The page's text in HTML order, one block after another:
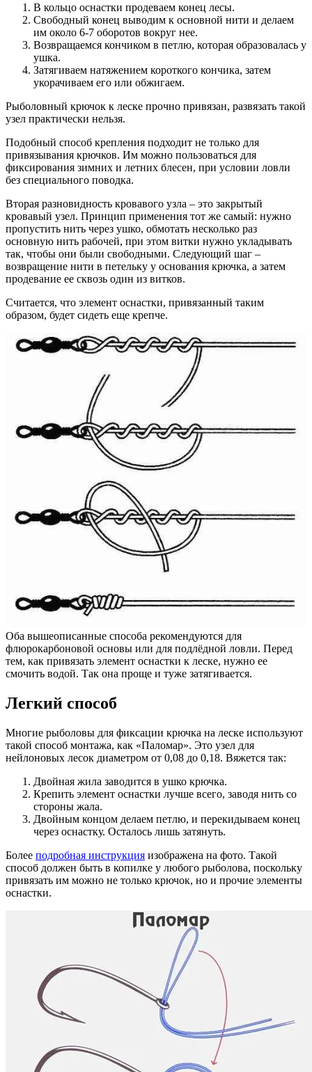
В кольцо оснастки продеваем конец лесы.
Свободный конец выводим к основной нити и делаем
им около 6-7 оборотов вокруг нее.
Возвращаемся кончиком в петлю, которая образовалась у
ушка.
Затягиваем натяжением короткого кончика, затем
укорачиваем его или обжигаем.
Рыболовный крючок к леске прочно привязан, развязать такой
узел практически нельзя.
Подобный способ крепления подходит не только для
привязывания крючков. Им можно пользоваться для
фиксирования зимних и летних блесен, при условии ловли
без специального поводка.
Вторая разновидность кровавого узла – это закрытый
кровавый узел. Принцип применения тот же самый: нужно
пропустить нить через ушко, обмотать несколько раз
основную нить рабочей, при этом витки нужно укладывать
так, чтобы они были свободными. Следующий шаг –
возвращение нити в петельку у основания крючка, а затем
продевание ее сквозь один из витков.
Считается, что элемент оснастки, привязанный таким
образом, будет сидеть еще крепче.
Оба вышеописанные способа рекомендуются для
флюрокарбоновой основы или для подлёдной ловли. Перед
тем, как привязать элемент оснастки к леске, нужно ее
смочить водой. Так она проще и туже затягивается.
Легкий способ
Многие рыболовы для фиксации крючка на леске используют
такой способ монтажа, как «Паломар». Это узел для
нейлоновых лесок диаметром от 0,08 до 0,18. Вяжется так:
Двойная жила заводится в ушко крючка.
Крепить элемент оснастки лучше всего, заводя нить со
стороны жала.
Двойным концом делаем петлю, и перекидываем конец
через оснастку. Осталось лишь затянуть.
Более подробная инструкция изображена на фото. Такой
способ должен быть в копилке у любого рыболова, поскольку
привязать им можно не только крючок, но и прочие элементы
оснастки.